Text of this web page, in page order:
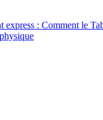
express : Comment le